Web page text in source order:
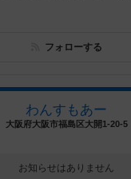
フォローする
わんすもあー
大阪府大阪市福島区大開1-20-5
お知らせはありません